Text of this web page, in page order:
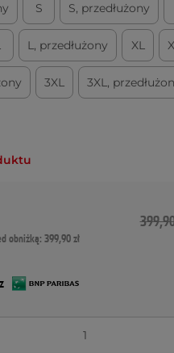
S S, przedłużony
L, przedłużony XL
3XL 3XL,
obniżką: 399,90 zł